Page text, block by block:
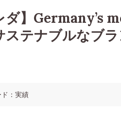
ダ】Germany’s
ステナブルなブ
： 実績